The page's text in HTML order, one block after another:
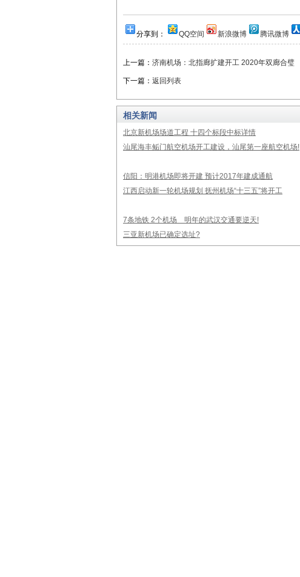
分享到： QQ空间 新浪微博 腾讯微博
上一篇： 济南机场：北指廊扩建开工 2020年双廊合璧
下一篇： 返回列表
相关新闻
北京新机场场道工程 十四个标段中标详情
汕尾海丰鲘门航空机场开工建设，汕尾第一座航空机场!
信阳：明港机场即将开建 预计2017年建成通航
江西启动新一轮机场规划 抚州机场“十三五”将开工
7条地铁 2个机场 明年的武汉交通要逆天!
三亚新机场已确定选址?